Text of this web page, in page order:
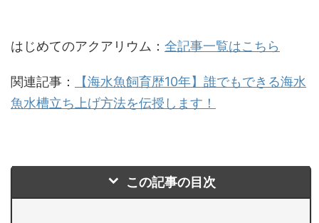
はじめてのアクアリウム： 全記事一覧はこちら
関連記事：
【海水魚飼育歴10年】誰でもできる海水
魚水槽立ち上げ方法を伝授します！
この記事の目次